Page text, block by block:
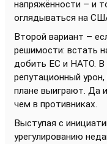
напряжённости – и
оглядываться на
Второй вариант –
решимости: встать
добить ЕС и НАТО. В
репутационный
плане выиграют. Да
чем в противниках.
Выступая с
урегулированию